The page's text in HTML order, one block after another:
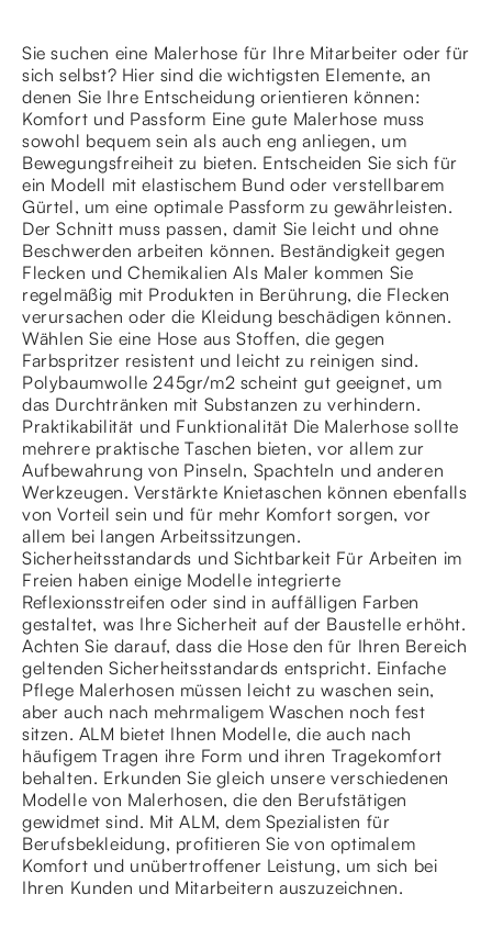
Sie suchen eine Malerhose für Ihre Mitarbeiter oder für
sich selbst? Hier sind die wichtigsten Elemente, an
denen Sie Ihre Entscheidung orientieren können:
Komfort und Passform Eine gute Malerhose muss
sowohl bequem sein als auch eng anliegen, um
Bewegungsfreiheit zu bieten. Entscheiden Sie sich für
ein Modell mit elastischem Bund oder verstellbarem
Gürtel, um eine optimale Passform zu gewährleisten.
Der Schnitt muss passen, damit Sie leicht und ohne
Beschwerden arbeiten können. Beständigkeit gegen
Flecken und Chemikalien Als Maler kommen Sie
regelmäßig mit Produkten in Berührung, die Flecken
verursachen oder die Kleidung beschädigen können.
Wählen Sie eine Hose aus Stoffen, die gegen
Farbspritzer resistent und leicht zu reinigen sind.
Polybaumwolle 245gr/m2 scheint gut geeignet, um
das Durchtränken mit Substanzen zu verhindern.
Praktikabilität und Funktionalität Die Malerhose sollte
mehrere praktische Taschen bieten, vor allem zur
Aufbewahrung von Pinseln, Spachteln und anderen
Werkzeugen. Verstärkte Knietaschen können ebenfalls
von Vorteil sein und für mehr Komfort sorgen, vor
allem bei langen Arbeitssitzungen.
Sicherheitsstandards und Sichtbarkeit Für Arbeiten im
Freien haben einige Modelle integrierte
Reflexionsstreifen oder sind in auffälligen Farben
gestaltet, was Ihre Sicherheit auf der Baustelle erhöht.
Achten Sie darauf, dass die Hose den für Ihren Bereich
geltenden Sicherheitsstandards entspricht. Einfache
Pflege Malerhosen müssen leicht zu waschen sein,
aber auch nach mehrmaligem Waschen noch fest
sitzen. ALM bietet Ihnen Modelle, die auch nach
häufigem Tragen ihre Form und ihren Tragekomfort
behalten. Erkunden Sie gleich unsere verschiedenen
Modelle von Malerhosen, die den Berufstätigen
gewidmet sind. Mit ALM, dem Spezialisten für
Berufsbekleidung, profitieren Sie von optimalem
Komfort und unübertroffener Leistung, um sich bei
Ihren Kunden und Mitarbeitern auszuzeichnen.